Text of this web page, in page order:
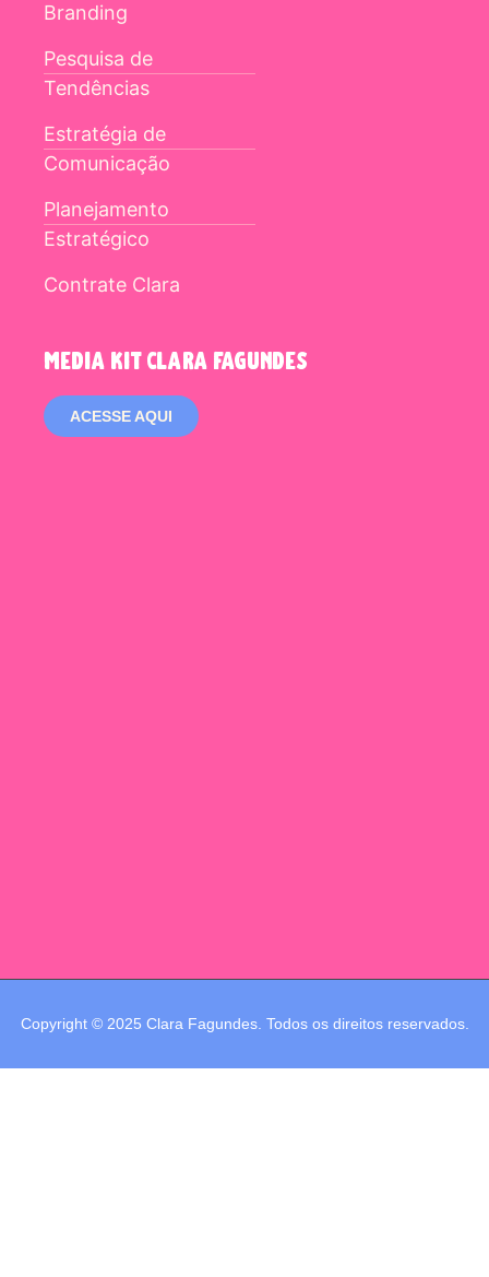
Branding
Pesquisa de
Tendências
Estratégia de
Comunicação
Planejamento
Estratégico
Contrate Clara
media kit clara fagundes
ACESSE AQUI
Copyright © 2025 Clara Fagundes. Todos os direitos reservados.